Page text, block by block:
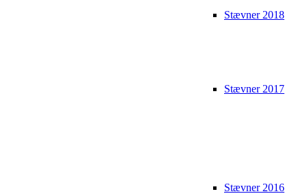
Stævner 2018
Stævner 2017
Stævner 2016